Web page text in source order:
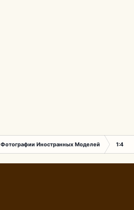
Фотографии Иностранных Моделей 1:43